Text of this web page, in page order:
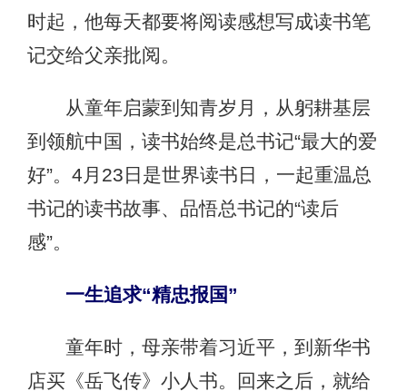
时起，他每天都要将阅读感想写成读书笔
记交给父亲批阅。
从童年启蒙到知青岁月，从躬耕基层
到领航中国，读书始终是总书记“最大的爱
好”。4月23日是世界读书日，一起重温总
书记的读书故事、品悟总书记的“读后
感”。
一生追求“精忠报国”
童年时，母亲带着习近平，到新华书
店买《岳飞传》小人书。回来之后，就给